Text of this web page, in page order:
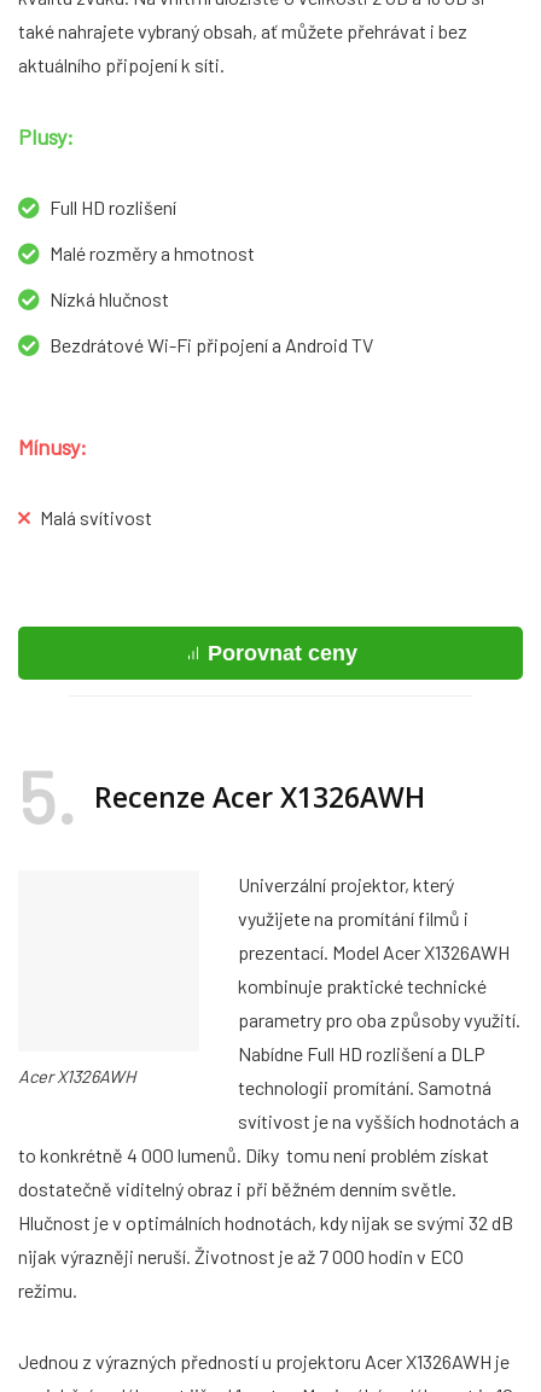
také nahrajete vybraný obsah, ať můžete přehrávat i bez
aktuálního připojení k síti.
Plusy:
Full HD rozlišení
Malé rozměry a hmotnost
Nízká hlučnost
Bezdrátové Wi-Fi připojení a Android TV
Mínusy:
Malá svítivost
Porovnat ceny
5 Recenze Acer X1326AWH
Acer X1326AWH
Univerzální projektor, který
využijete na promítání filmů i
prezentací. Model Acer X1326AWH
kombinuje praktické technické
parametry pro oba způsoby využití.
Nabídne Full HD rozlišení a DLP
technologii promítání. Samotná
svítivost je na vyšších hodnotách a
to konkrétně 4 000 lumenů. Díky tomu není problém získat
dostatečně viditelný obraz i při běžném denním světle.
Hlučnost je v optimálních hodnotách, kdy nijak se svými 32 dB
nijak výrazněji neruší. Životnost je až 7 000 hodin v ECO
režimu.
Jednou z výrazných předností u projektoru Acer X1326AWH je